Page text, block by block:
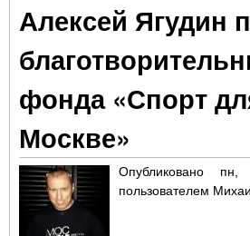
Алексей Ягудин
фонда «Спорт
Москве»
Опубликовано пн,
пользователем